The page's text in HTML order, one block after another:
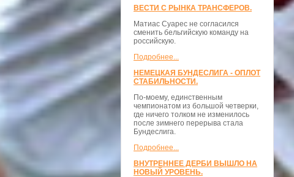
ВЕСТИ С РЫНКА ТРАНСФЕРОВ.
Матиас Суарес не согласился
сменить бельгийскую команду на
российскую.
Подробнее...
НЕМЕЦКАЯ БУНДЕСЛИГА - ОПЛОТ
СТАБИЛЬНОСТИ.
По-моему, единственным
чемпионатом из большой четверки,
где ничего толком не изменилось
после зимнего перерыва стала
Бундеслига.
Подробнее...
ВНУТРЕННЕЕ ДЕРБИ ВЫШЛО НА
НОВЫЙ УРОВЕНЬ.